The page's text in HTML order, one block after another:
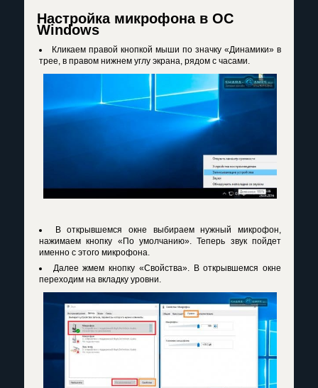
Настройка микрофона в ОС
Windows
Кликаем правой кнопкой мыши по значку «Динамики» в
трее, в правом нижнем углу экрана, рядом с часами.
В открывшемся окне выбираем нужный микрофон,
нажимаем кнопку «По умолчанию». Теперь звук пойдет
именно с этого микрофона.
Далее жмем кнопку «Свойства». В открывшемся окне
переходим на вкладку уровни.